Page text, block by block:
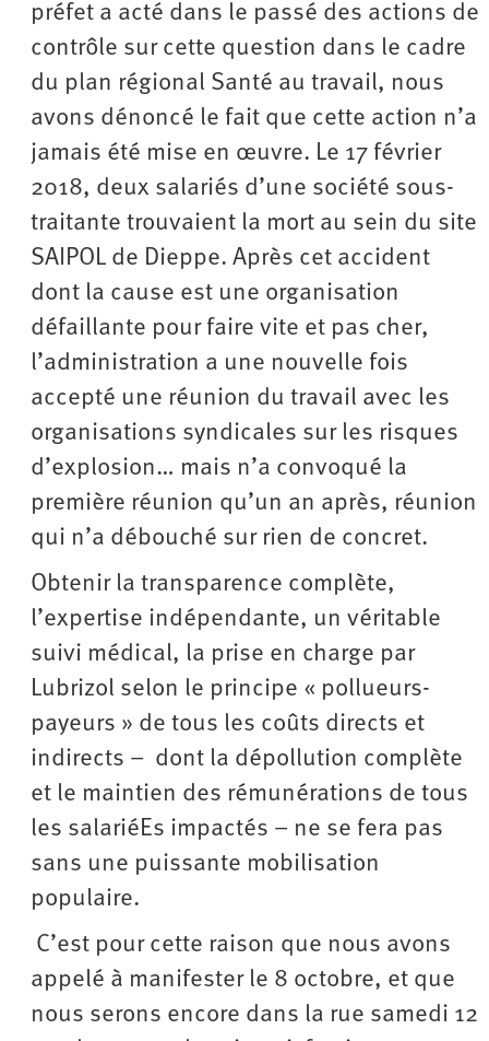
préfet a acté dans le passé des actions de
contrôle sur cette question dans le cadre
du plan régional Santé au travail, nous
avons dénoncé le fait que cette action n’a
jamais été mise en œuvre. Le 17 février
2018, deux salariés d’une société sous-
traitante trouvaient la mort au sein du site
SAIPOL de Dieppe. Après cet accident
dont la cause est une organisation
défaillante pour faire vite et pas cher,
l’administration a une nouvelle fois
accepté une réunion du travail avec les
organisations syndicales sur les risques
d’explosion… mais n’a convoqué la
première réunion qu’un an après, réunion
qui n’a débouché sur rien de concret.
Obtenir la transparence complète,
l’expertise indépendante, un véritable
suivi médical, la prise en charge par
Lubrizol selon le principe « pollueurs-
payeurs » de tous les coûts directs et
indirects – dont la dépollution complète
et le maintien des rémunérations de tous
les salariéEs impactés – ne se fera pas
sans une puissante mobilisation
populaire.
C’est pour cette raison que nous avons
appelé à manifester le 8 octobre, et que
nous serons encore dans la rue samedi 12